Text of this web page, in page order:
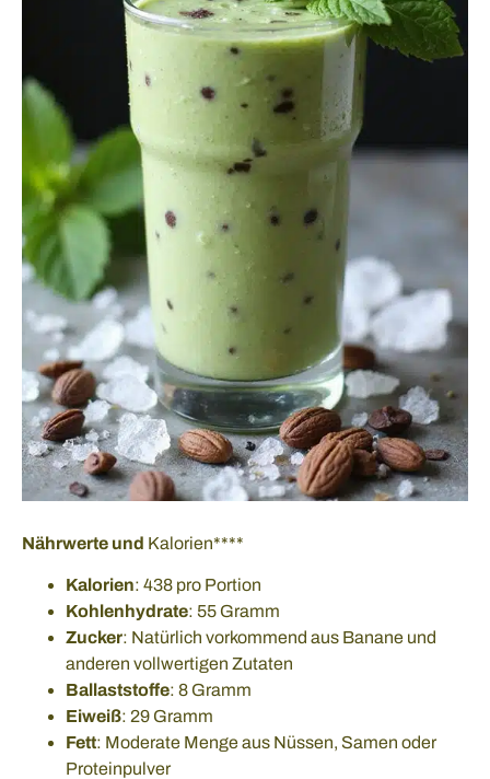
Nährwerte und Kalorien****
Kalorien: 438 pro Portion
Kohlenhydrate: 55 Gramm
Zucker: Natürlich vorkommend aus Banane und
anderen vollwertigen Zutaten
Ballaststoffe: 8 Gramm
Eiweiß: 29 Gramm
Fett: Moderate Menge aus Nüssen, Samen oder
Proteinpulver